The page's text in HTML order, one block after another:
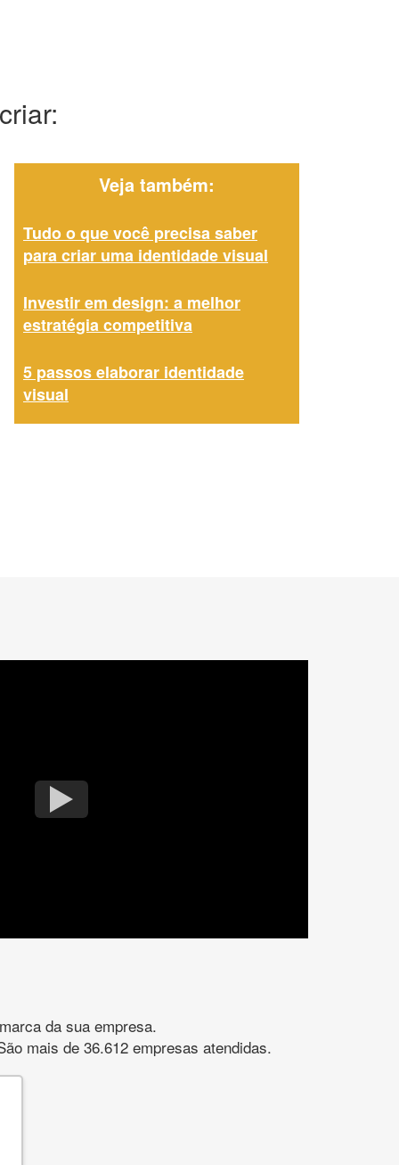
Veja também:
Tudo o que você precisa saber
para criar uma identidade visual
Investir em design: a melhor
estratégia competitiva
5 passos elaborar identidade
visual
da sua empresa.
mais de 36.612 empresas atendidas.